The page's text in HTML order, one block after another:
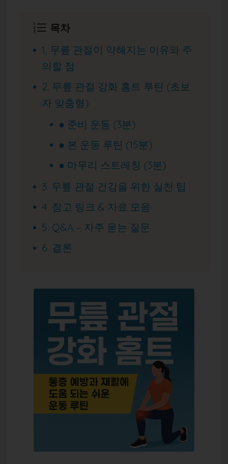
목차
1. 무릎 관절이 약해지는 이유와 주
의할 점
2. 무릎 관절 강화 홈트 루틴 (초보
자 맞춤형)
● 준비 운동 (3분)
● 본 운동 루틴 (15분)
● 마무리 스트레칭 (3분)
3. 무릎 관절 건강을 위한 실천 팁
4. 참고 링크 & 자료 모음
5. Q&A – 자주 묻는 질문
6. 결론